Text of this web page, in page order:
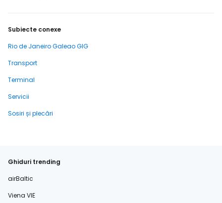
Subiecte conexe
Rio de Janeiro Galeao GIG
Transport
Terminal
Servicii
Sosiri și plecări
Ghiduri trending
airBaltic
Viena VIE